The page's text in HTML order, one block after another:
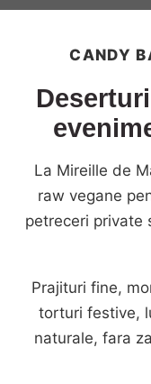
CANDY
La Mireille de
raw vegane
petreceri private
Prajituri fine,
torturi festive,
naturale, fara